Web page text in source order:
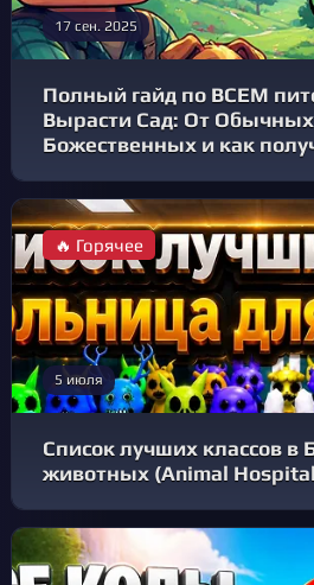
17 сен. 2025
Полный гайд по ВСЕМ
Вырасти Сад: От
Божественных и как
🔥 Горячее
5 июля
Список лучших классов в
животных (Animal